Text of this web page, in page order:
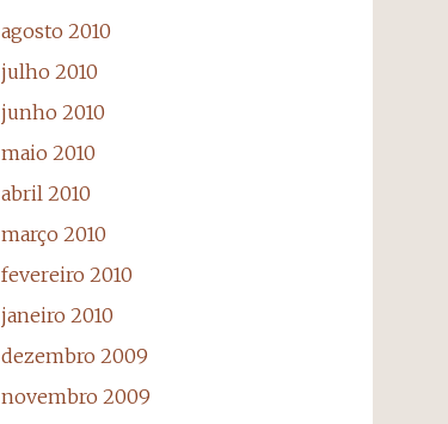
agosto 2010
julho 2010
junho 2010
maio 2010
abril 2010
março 2010
fevereiro 2010
janeiro 2010
dezembro 2009
novembro 2009